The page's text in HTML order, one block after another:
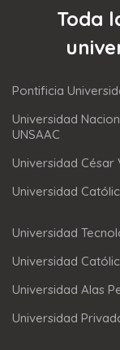
Toda
Pontificia
Universidad
UNSAAC
Universidad César
Universidad
Universidad
Universidad
Universidad Alas
Universidad